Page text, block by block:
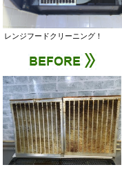
レンジフードクリーニング！